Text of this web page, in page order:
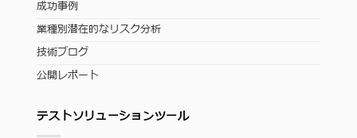
成功事例
業種別潜在的なリスク分析
技術ブログ
公開レポート
テストソリューションツール